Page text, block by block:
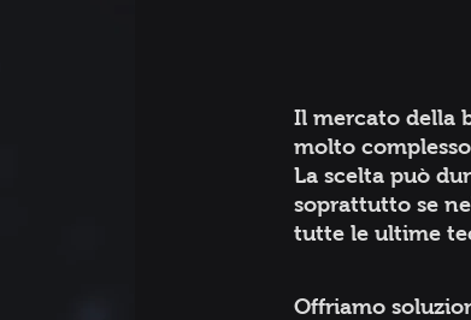
Il mercato della
molto
La scelta può
soprattutto se
tutte le ultime
Offriamo